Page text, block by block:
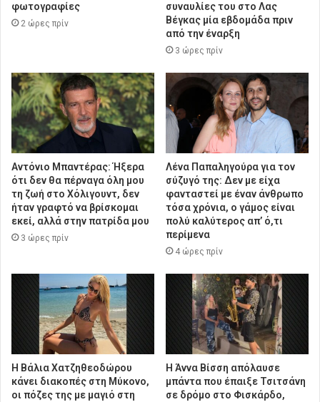
φωτογραφίες
2 ώρες πρίν
συναυλίες του στο Λας
Βέγκας μία εβδομάδα πριν
από την έναρξη
3 ώρες πρίν
Αντόνιο Μπαντέρας: Ήξερα
ότι δεν θα πέρναγα όλη μου
τη ζωή στο Χόλιγουντ, δεν
ήταν γραφτό να βρίσκομαι
εκεί, αλλά στην πατρίδα μου
3 ώρες πρίν
Λένα Παπαληγούρα για τον
σύζυγό της: Δεν με είχα
φανταστεί με έναν άνθρωπο
τόσα χρόνια, ο γάμος είναι
πολύ καλύτερος απ’ ό,τι
περίμενα
4 ώρες πρίν
Η Βάλια Χατζηθεοδώρου
κάνει διακοπές στη Μύκονο,
οι πόζες της με μαγιό στη
Η Άννα Βίσση απόλαυσε
μπάντα που έπαιξε Τσιτσάνη
σε δρόμο στο Φισκάρδο,